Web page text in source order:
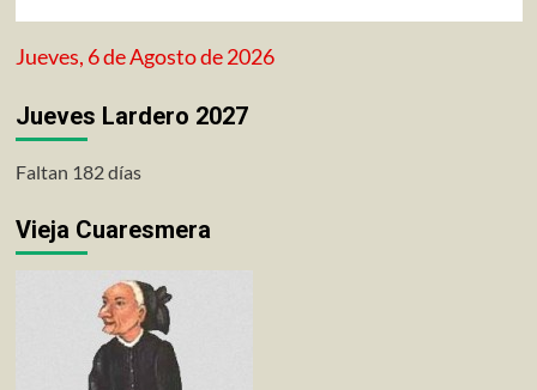
Jueves, 6 de Agosto de 2026
Jueves Lardero 2027
Faltan 182 días
Vieja Cuaresmera